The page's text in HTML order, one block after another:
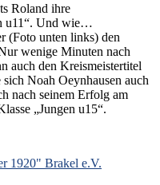
Roland ihre
u11“. Und wie…
(Foto unten links) den
wenige Minuten nach
auch den Kreismeistertitel
Noah Oeynhausen auch
nach seinem Erfolg am
„Jungen u15“.
1920" Brakel e.V.